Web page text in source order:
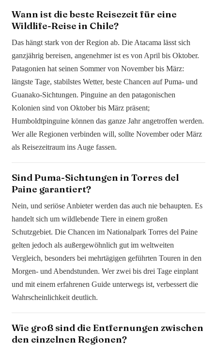
Wann ist die beste Reisezeit für eine
Wildlife-Reise in Chile?
Das hängt stark von der Region ab. Die Atacama lässt sich
ganzjährig bereisen, angenehmer ist es von April bis Oktober.
Patagonien hat seinen Sommer von November bis März:
längste Tage, stabilstes Wetter, beste Chancen auf Puma- und
Guanako-Sichtungen. Pinguine an den patagonischen
Kolonien sind von Oktober bis März präsent;
Humboldtpinguine können das ganze Jahr angetroffen werden.
Wer alle Regionen verbinden will, sollte November oder März
als Reisezeitraum ins Auge fassen.
Sind Puma-Sichtungen in Torres del
Paine garantiert?
Nein, und seriöse Anbieter werden das auch nie behaupten. Es
handelt sich um wildlebende Tiere in einem großen
Schutzgebiet. Die Chancen im Nationalpark Torres del Paine
gelten jedoch als außergewöhnlich gut im weltweiten
Vergleich, besonders bei mehrtägigen geführten Touren in den
Morgen- und Abendstunden. Wer zwei bis drei Tage einplant
und mit einem erfahrenen Guide unterwegs ist, verbessert die
Wahrscheinlichkeit deutlich.
Wie groß sind die Entfernungen zwischen
den einzelnen Regionen?